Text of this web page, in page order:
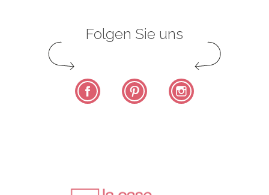
Folgen Sie uns
Facebook Pinterest